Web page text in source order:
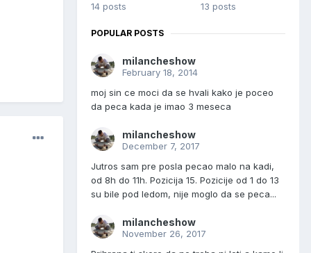
14 posts
13 posts
POPULAR POSTS
milancheshow
February 18, 2014
moj sin ce moci da se hvali kako je poceo
da peca kada je imao 3 meseca
milancheshow
December 7, 2017
Jutros sam pre posla pecao malo na kadi,
od 8h do 11h. Pozicija 15. Pozicije od 1 do 13
su bile pod ledom, nije moglo da se peca...
milancheshow
November 26, 2017